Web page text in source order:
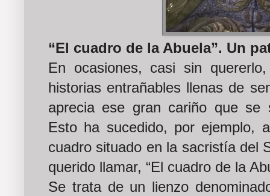
“El cuadro de la Abuela”. Un
En ocasiones, casi sin
historias entrañables llenas de
aprecia ese gran cariño que se
Esto ha sucedido, por ejemplo,
cuadro situado en la sacristía del
querido llamar, “El cuadro de la
Se trata de un lienzo